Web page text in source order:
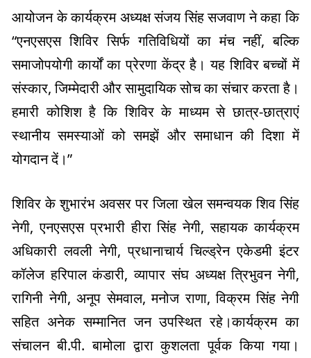
आयोजन के कार्यक्रम अध्यक्ष संजय सिंह सजवाण ने कहा कि
“एनएसएस शिविर सिर्फ गतिविधियों का मंच नहीं, बल्कि
समाजोपयोगी कार्यों का प्रेरणा केंद्र है। यह शिविर बच्चों में
संस्कार, जिम्मेदारी और सामुदायिक सोच का संचार करता है।
हमारी कोशिश है कि शिविर के माध्यम से छात्र-छात्राएं
स्थानीय समस्याओं को समझें और समाधान की दिशा में
योगदान दें।”
शिविर के शुभारंभ अवसर पर जिला खेल समन्वयक शिव सिंह
नेगी, एनएसएस प्रभारी हीरा सिंह नेगी, सहायक कार्यक्रम
अधिकारी लवली नेगी, प्रधानाचार्य चिल्ड्रेन एकेडमी इंटर
कॉलेज हरिपाल कंडारी, व्यापार संघ अध्यक्ष त्रिभुवन नेगी,
रागिनी नेगी, अनूप सेमवाल, मनोज राणा, विक्रम सिंह नेगी
सहित अनेक सम्मानित जन उपस्थित रहे।कार्यक्रम का
संचालन बी.पी. बामोला द्वारा कुशलता पूर्वक किया गया।